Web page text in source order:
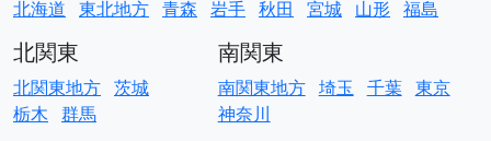
北海道 東北地方 青森 岩手 秋田 宮城 山形 福島
北関東
北関東地方 茨城
栃木 群馬
南関東
南関東地方 埼玉 千葉 東京
神奈川